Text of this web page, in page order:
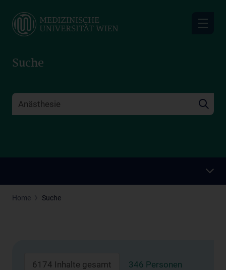
main
Suche
Home Suche
6174 Inhalte gesamt 346 Personen